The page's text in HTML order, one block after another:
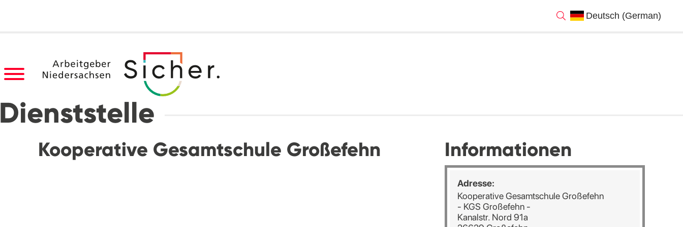
Kooperative Gesamtschule Großefehn Informationen
Adresse:
Kooperative Gesamtschule Großefehn
- KGS Großefehn -
Kanalstr. Nord 91a